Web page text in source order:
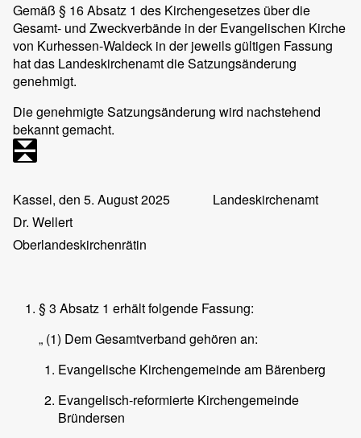
Gemäß § 16 Absatz 1 des Kirchengesetzes über die
Gesamt- und Zweckverbände in der Evangelischen Kirche
von Kurhessen-Waldeck in der jeweils gültigen Fassung
hat das Landeskirchenamt die Satzungsänderung
genehmigt.
Die genehmigte Satzungsänderung wird nachstehend
bekannt gemacht.
Kassel, den 5. August 2025
Landeskirchenamt
Dr. Wellert
Oberlandeskirchenrätin
§ 3 Absatz 1 erhält folgende Fassung:
„ (1) Dem Gesamtverband gehören an:
Evangelische Kirchengemeinde am Bärenberg
Evangelisch-reformierte Kirchengemeinde
Bründersen